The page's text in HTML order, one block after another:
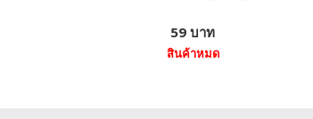
59 บาท
สินค้าหมด